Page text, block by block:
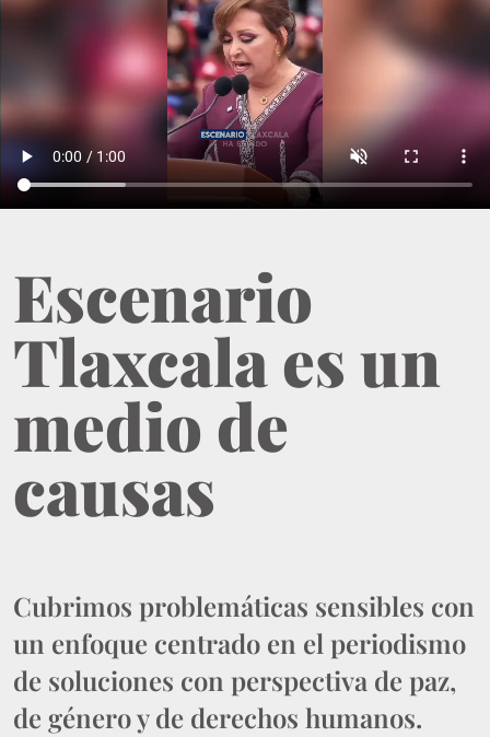
Escenario
Tlaxcala es un
medio de
causas
Cubrimos problemáticas sensibles con
un enfoque centrado en el periodismo
de soluciones con perspectiva de paz,
de género y de derechos humanos.